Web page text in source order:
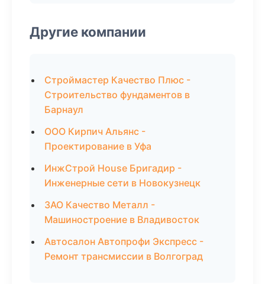
Другие компании
Строймастер Качество Плюс -
Строительство фундаментов в
Барнаул
ООО Кирпич Альянс -
Проектирование в Уфа
ИнжСтрой House Бригадир -
Инженерные сети в Новокузнецк
ЗАО Качество Металл -
Машиностроение в Владивосток
Автосалон Автопрофи Экспресс -
Ремонт трансмиссии в Волгоград